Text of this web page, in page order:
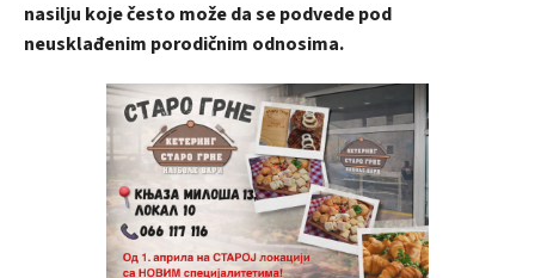
nasilju koje često može da se podvede pod
neusklađenim porodičnim odnosima.